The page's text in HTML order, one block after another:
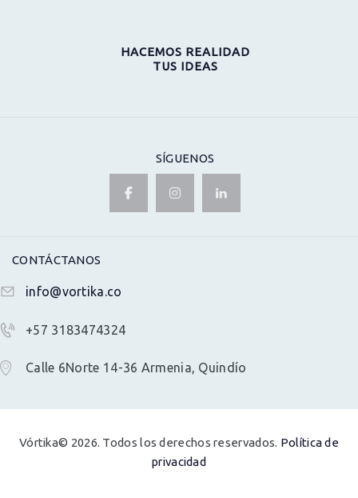
HACEMOS REALIDAD
TUS IDEAS
SÍGUENOS
CONTÁCTANOS
info@vortika.co
+57 3183474324
Calle 6Norte 14-36 Armenia, Quindío
Vórtika© 2026. Todos los derechos reservados. Política de
privacidad